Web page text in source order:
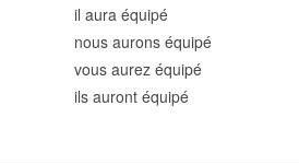
il aura équipé
nous aurons équipé
vous aurez équipé
ils auront équipé